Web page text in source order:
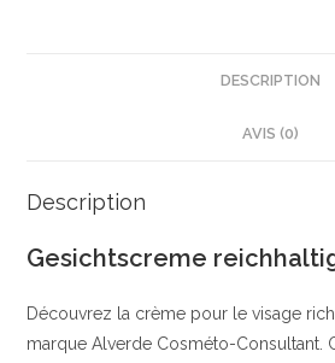
Vera
huile
douce
|
DESCRIPTION
AVIS (0)
Description
Gesichtscreme
Découvrez la crème pour le visage
marque Alverde Cosméto-Consultant.